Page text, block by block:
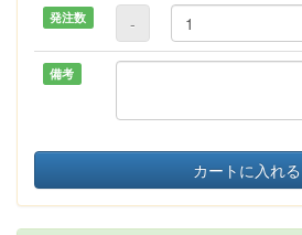
発注数 -
備考
カートに入れる